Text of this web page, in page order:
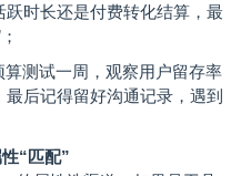
时长还是付费转化结算，最
测试一周，观察用户留存率
后记得留好沟通记录，遇到
“匹配”